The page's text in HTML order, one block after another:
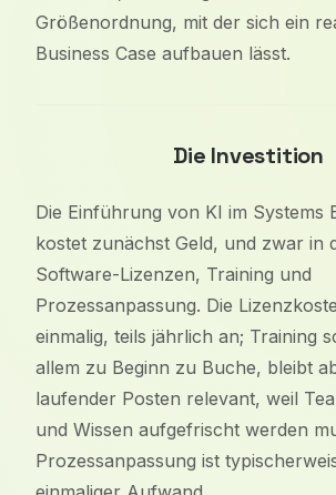
Größenordnung, mit der sich ein
Business Case aufbauen lässt.
Die Investition
Die Einführung von KI im Systems
kostet zunächst Geld, und zwar in
Software-Lizenzen, Training und
Prozessanpassung. Die
einmalig, teils jährlich an; Training
allem zu Beginn zu Buche, bleibt
laufender Posten relevant, weil
und Wissen aufgefrischt werden
Prozessanpassung ist